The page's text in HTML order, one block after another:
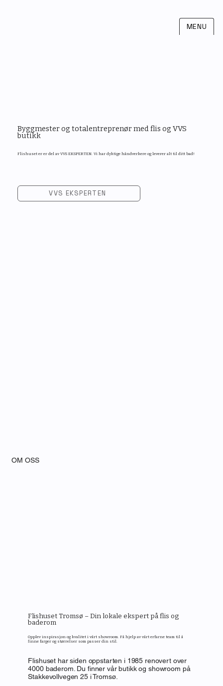
MENU
Byggmester og totalentreprenør med flis og VVS
butikk
Flishuset er er del av VVS EKSPERTEN. Vi har dyktige håndverkere og leverer alt til ditt bad!
VVS EKSPERTEN
OM OSS
Flishuset Tromsø – Din lokale ekspert på flis og
baderom
Opplev inspirasjon og kvalitet i vårt showroom. Få hjelp av vårt erfarne team til å
finne farger og størrelser som passer din stil.
Flishuset har siden oppstarten i 1985 renovert over
4000 baderom. Du finner vår butikk og showroom på
Stakkevollvegen 25 i Tromsø.